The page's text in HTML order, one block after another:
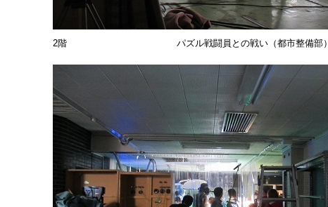
2階 パズル戦闘員との戦い（都市整備部）